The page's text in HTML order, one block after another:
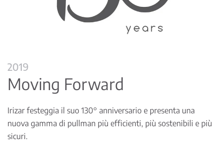
2019
Moving Forward
Irizar festeggia il suo 130° anniversario e presenta una
nuova gamma di pullman più efficienti, più sostenibili e più
sicuri.